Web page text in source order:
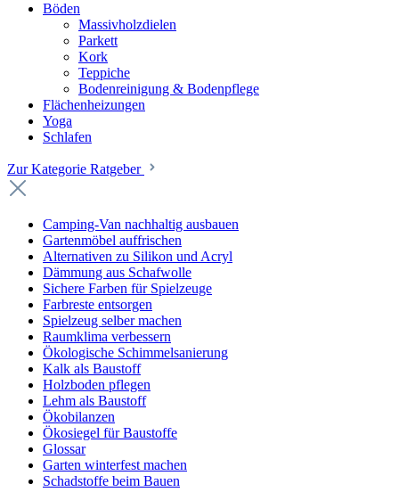
Böden
Massivholzdielen
Parkett
Kork
Teppiche
Bodenreinigung & Bodenpflege
Flächenheizungen
Yoga
Schlafen
Zur Kategorie Ratgeber
Camping-Van nachhaltig ausbauen
Gartenmöbel auffrischen
Alternativen zu Silikon und Acryl
Dämmung aus Schafwolle
Sichere Farben für Spielzeuge
Farbreste entsorgen
Spielzeug selber machen
Raumklima verbessern
Ökologische Schimmelsanierung
Kalk als Baustoff
Holzboden pflegen
Lehm als Baustoff
Ökobilanzen
Ökosiegel für Baustoffe
Glossar
Garten winterfest machen
Schadstoffe beim Bauen